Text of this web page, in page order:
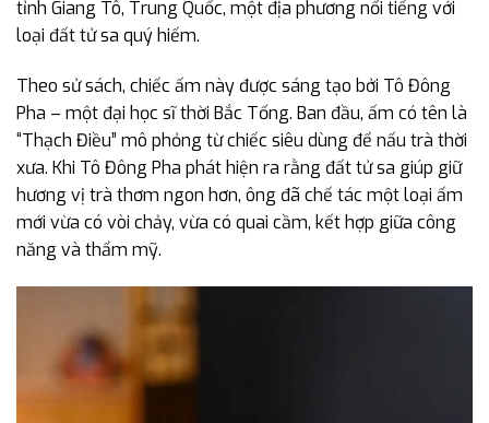
tỉnh Giang Tô, Trung Quốc, một địa phương nổi tiếng với
loại đất tử sa quý hiếm.
Theo sử sách, chiếc ấm này được sáng tạo bởi Tô Đông
Pha – một đại học sĩ thời Bắc Tống. Ban đầu, ấm có tên là
“Thạch Điều” mô phỏng từ chiếc siêu dùng để nấu trà thời
xưa. Khi Tô Đông Pha phát hiện ra rằng đất tử sa giúp giữ
hương vị trà thơm ngon hơn, ông đã chế tác một loại ấm
mới vừa có vòi chảy, vừa có quai cầm, kết hợp giữa công
năng và thẩm mỹ.